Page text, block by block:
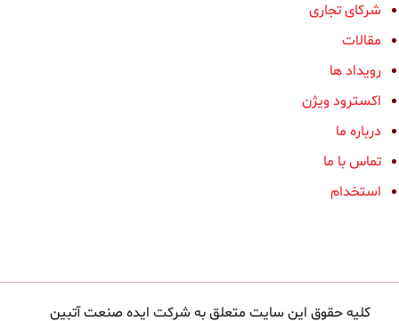
شرکای تجاری
مقالات
رویداد ها
اکسترود ویژن
درباره ما
تماس با ما
استخدام
کلیه حقوق این سایت متعلق به شرکت ایده صنعت آتبین